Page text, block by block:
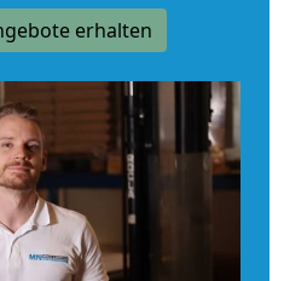
erhalten